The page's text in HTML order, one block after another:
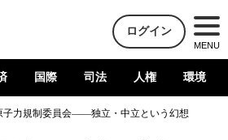
ログイン
MENU
国際 司法 人権 環境
子力規制委員会――独立・中立という幻想